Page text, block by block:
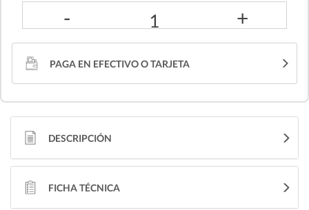
- 1 +
PAGA EN EFECTIVO O TARJETA
DESCRIPCIÓN
FICHA TÉCNICA